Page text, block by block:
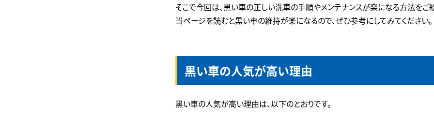
そこで今回は、黒い車の正しい洗車の手順やメンテナンスが楽になる方法をご
当ページを読むと黒い車の維持が楽になるので、ぜひ参考にしてみてください。
黒い車の人気が高い理由
黒い車の人気が高い理由は、以下のとおりです。